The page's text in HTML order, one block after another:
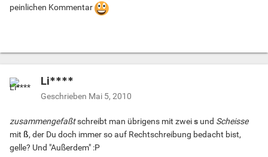
peinlichen Kommentar
Li****
Geschrieben Mai 5, 2010
zusammengefaßtschreibt man übrigens mit zweis und Scheisse
mit ß, der Du doch immer so auf Rechtschreibung bedacht bist,
gelle? Und "Außerdem" :P